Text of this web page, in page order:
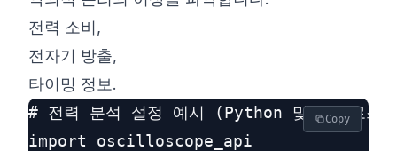
전력 소비,
전자기 방출,
타이밍 정보.
# 전력 분석 설정 예시 (Python 및 오실로스
import oscilloscope_api
Copy